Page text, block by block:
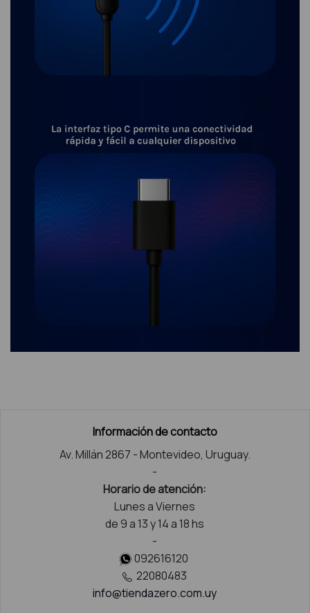
Información de contacto
Av. Millán 2867 - Montevideo, Uruguay.
-
Horario de atención:
Lunes a Viernes
de 9 a 13 y 14 a 18 hs
-
092616120
22080483
info@tiendazero.com.uy